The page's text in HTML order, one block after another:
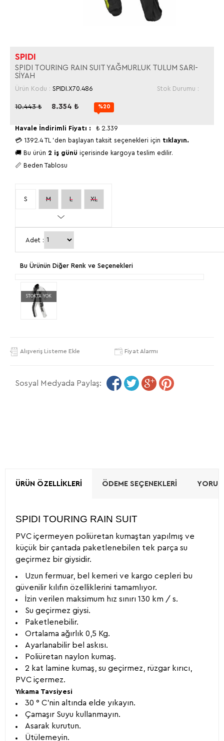
SPIDI
SPIDI TOURING RAIN SUIT YAĞMURLUK TULUM SARI-
SİYAH
Ürün Kodu : SPIDI.X70.486 Stok Durumu :
10.443₺ 8.354 ₺ %20
Havale İndirimli Fiyatı : ₺ 2.339
💳 1392.4 TL 'den başlayan taksit seçenekleri için tıklayın.
🚚 Bu ürün 2 iş günü içerisinde kargoya teslim edilir.
📏 Beden Tablosu
S M L XL
Adet :
Bu Ürünün Diğer Renk ve Seçenekleri
STOKTA YOK
Alışveriş Listeme Ekle Fiyat Alarmı
Sosyal Medyada Paylaş:
ÜRÜN ÖZELLIKLERI ÖDEME SEÇENEKLERI
SPIDI TOURING RAIN SUIT
PVC içermeyen poliüretan kumaştan yapılmış ve
küçük bir çantada paketlenebilen tek parça su
geçirmez bir giysidir.
Uzun fermuar, bel kemeri ve kargo cepleri bu
güvenilir kılıfın özelliklerini tamamlıyor.
İzin verilen maksimum hız sınırı 130 km / s.
Su geçirmez giysi.
Paketlenebilir.
Ortalama ağırlık 0,5 Kg.
Ayarlanabilir bel askısı.
Poliüretan naylon kumaş.
2 kat lamine kumaş, su geçirmez, rüzgar kırıcı,
PVC içermez.
Yıkama Tavsiyesi
30 ° C'nin altında elde yıkayın.
Çamaşır Suyu kullanmayın.
Asarak kurutun.
Ütülemeyin.